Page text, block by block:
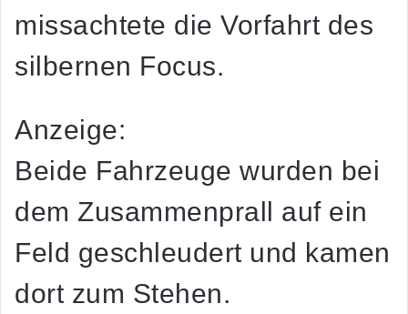
missachtete die Vorfahrt des
silbernen Focus.
Anzeige:
Beide Fahrzeuge wurden bei
dem Zusammenprall auf ein
Feld geschleudert und kamen
dort zum Stehen.